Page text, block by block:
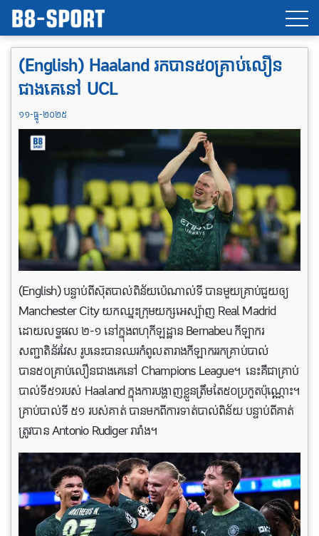
(English) Haaland រកបាន៥០គ្រាប់លឿន
ជាងគេនៅ UCL
១១-ធ្នូ-២០២៥
(English) បន្ទាប់ពីស៊ុតបាល់ពិន័យប៉េណាល់ទី បានមួយគ្រាប់ជួយឲ្យ
Manchester City យកឈ្នះក្រុមយក្សអេស្ប៉ាញ Real Madrid
ដោយលទ្ធផល ២-១ នៅក្នុងពហុកីឡដ្ឋាន Bernabeu កីឡាករ
សញ្ជាតិន័រវែស រូបនេះបានឈរកំពូលតារាងកីឡាកររកគ្រាប់បាល់
បាន៥០គ្រាប់លឿនជាងគេនៅ Champions League។ នេះ​គឺជា​គ្រាប់​
បាល់​ទី៥១របស់ Haaland ក្នុង​ការ​បង្ហាញខ្លួន​ត្រឹមតែ៥០ប្រកួត​ប៉ុណ្ណោះ។
គ្រាប់បាល់ទី ៥១ របស់គាត់ បានមកពីការទាត់បាល់ពិន័យ បន្ទាប់ពីគាត់
ត្រូវបាន Antonio Rudiger រារាំង។